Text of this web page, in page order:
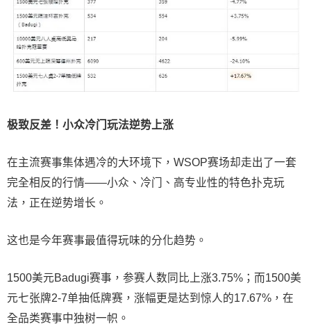
极致反差！小众冷门玩法逆势上涨
在主流赛事集体遇冷的大环境下，WSOP赛场却走出了一套
完全相反的行情——小众、冷门、高专业性的特色扑克玩
法，正在逆势增长。
这也是今年赛事最值得玩味的分化趋势。
1500美元Badugi赛事，参赛人数同比上涨3.75%；而1500美
元七张牌2-7单抽低牌赛，涨幅更是达到惊人的17.67%，在
全品类赛事中独树一帜。